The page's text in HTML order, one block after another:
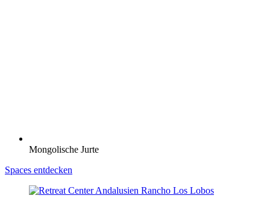
Mongolische Jurte
Spaces entdecken